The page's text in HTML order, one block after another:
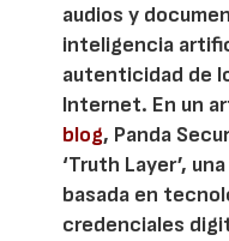
audios y
inteligencia
autenticidad de
Internet. En un
blog, Panda
‘Truth Layer’,
basada en
credenciales